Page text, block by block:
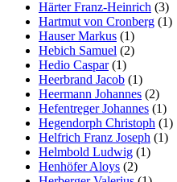
Härter Franz-Heinrich (3)
Hartmut von Cronberg (1)
Hauser Markus (1)
Hebich Samuel (2)
Hedio Caspar(1)
Heerbrand Jacob (1)
Heermann Johannes (2)
Hefentreger Johannes (1)
Hegendorph Christoph (1)
Helfrich Franz Joseph (1)
Helmbold Ludwig (1)
Henhöfer Aloys (2)